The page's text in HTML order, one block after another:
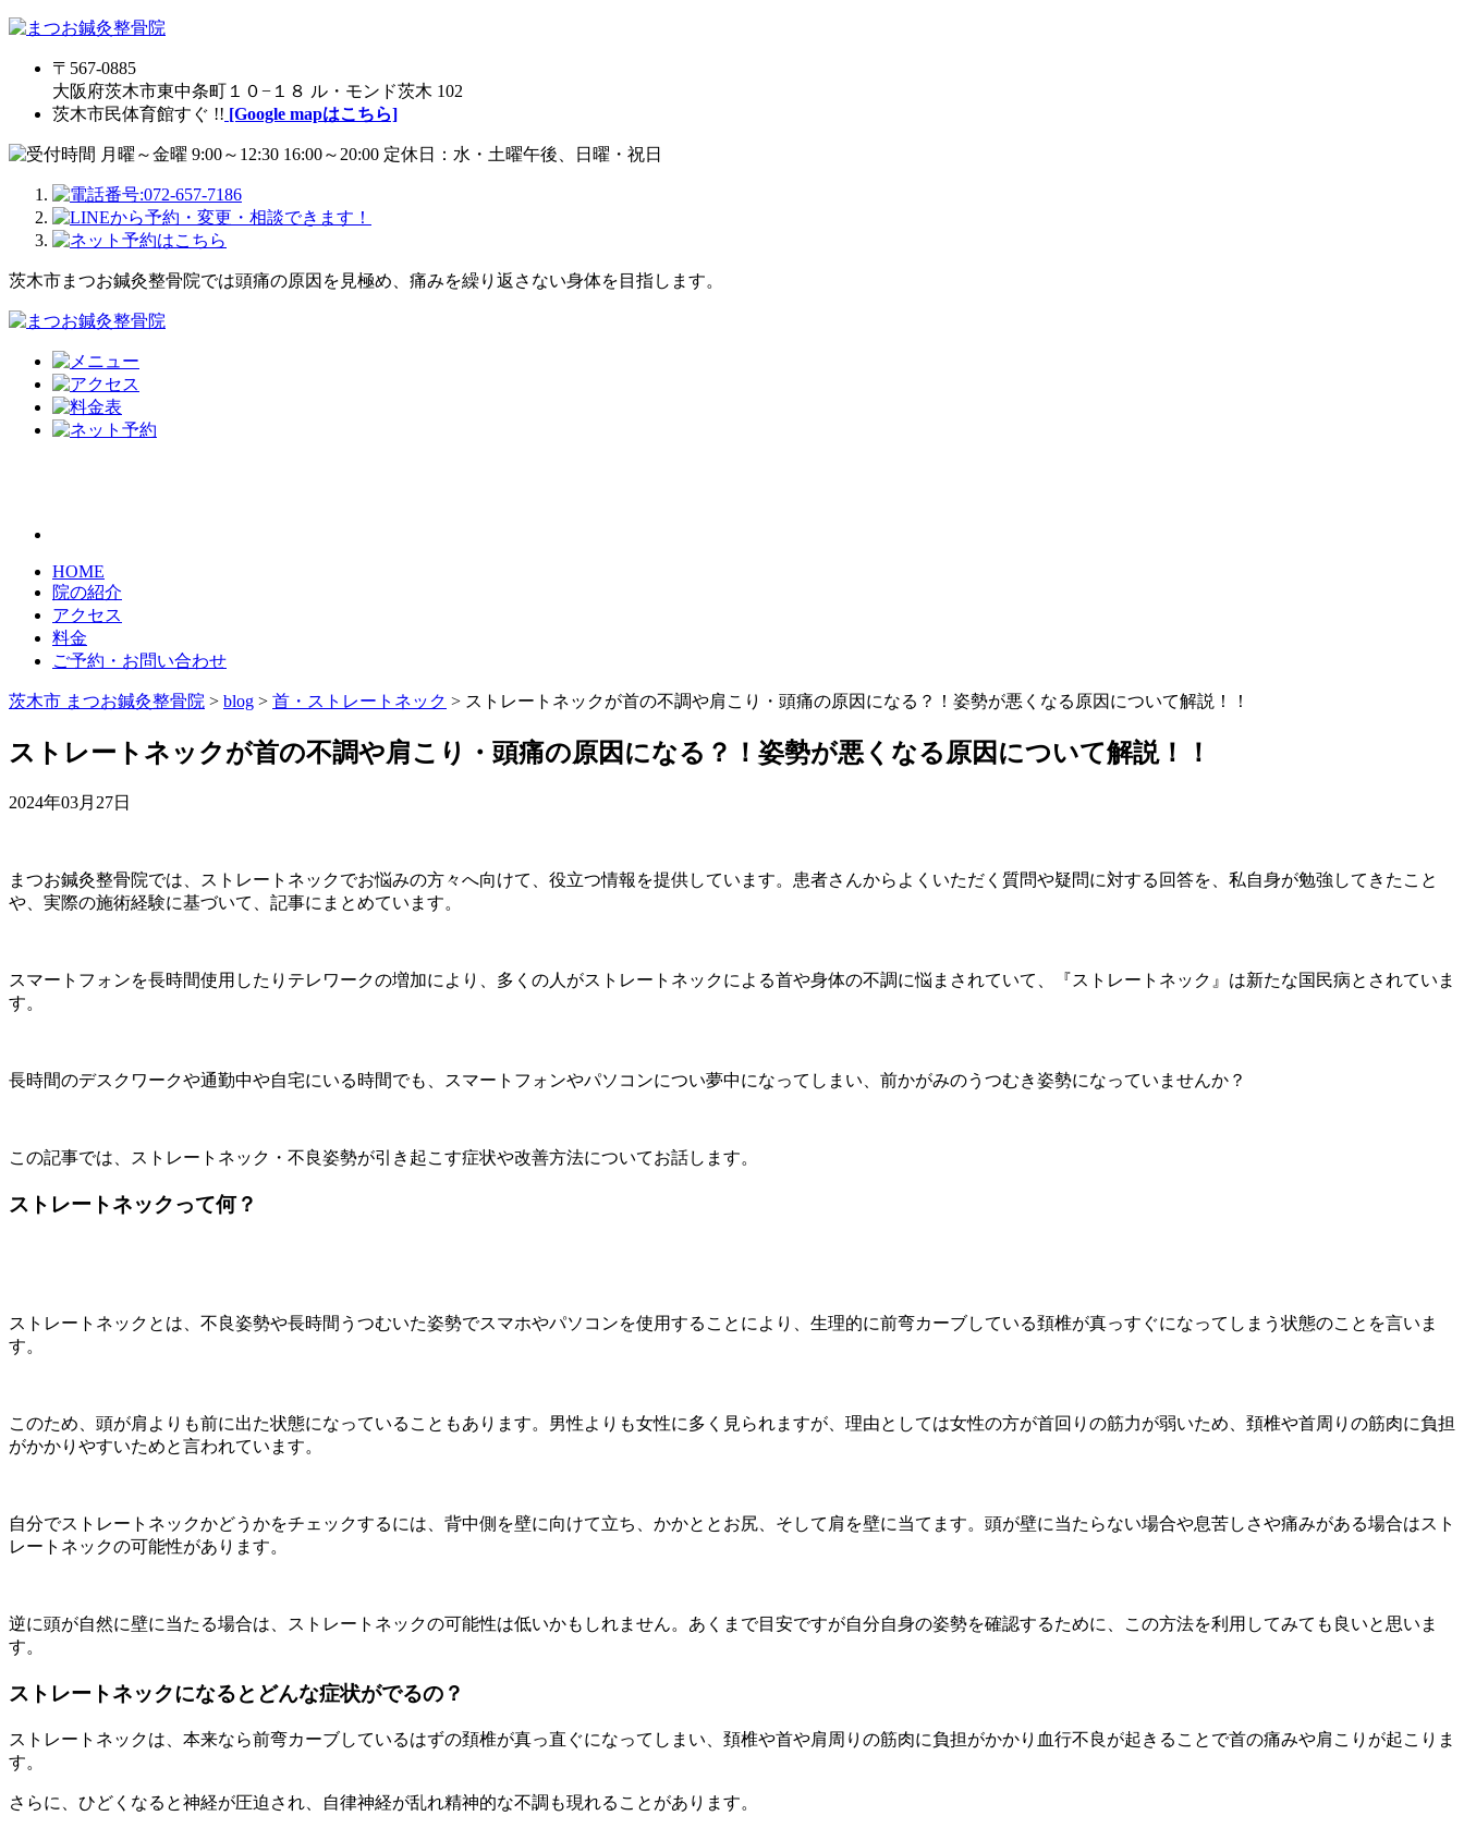
〒567-0885
大阪府茨木市東中条町１０−１８ ル・モンド茨木 102
茨木市民体育館すぐ !! [Google mapはこちら]
茨木市まつお鍼灸整骨院では頭痛の原因を見極め、痛みを繰り返さない身体を目指します。
HOME
院の紹介
アクセス
料金
ご予約・お問い合わせ
茨木市 まつお鍼灸整骨院 > blog > 首・ストレートネック > ストレートネックが首の不調や肩こり・頭痛の原因になる？！姿勢が悪くなる原因について解説！！
ストレートネックが首の不調や肩こり・頭痛の原因になる？！姿勢が悪くなる原因について解説！！
2024年03月27日
まつお鍼灸整骨院では、ストレートネックでお悩みの方々へ向けて、役立つ情報を提供しています。患者さんからよくいただく質問や疑問に対する回答を、私自身が勉強してきたこと
や、実際の施術経験に基づいて、記事にまとめています。
スマートフォンを長時間使用したりテレワークの増加により、多くの人がストレートネックによる首や身体の不調に悩まされていて、『ストレートネック』は新たな国民病とされていま
す。
長時間のデスクワークや通勤中や自宅にいる時間でも、スマートフォンやパソコンについ夢中になってしまい、前かがみのうつむき姿勢になっていませんか？
この記事では、ストレートネック・不良姿勢が引き起こす症状や改善方法についてお話します。
ストレートネックって何？
ストレートネックとは、不良姿勢や長時間うつむいた姿勢でスマホやパソコンを使用することにより、生理的に前弯カーブしている頚椎が真っすぐになってしまう状態のことを言いま
す。
このため、頭が肩よりも前に出た状態になっていることもあります。男性よりも女性に多く見られますが、理由としては女性の方が首回りの筋力が弱いため、頚椎や首周りの筋肉に負担
がかかりやすいためと言われています。
自分でストレートネックかどうかをチェックするには、背中側を壁に向けて立ち、かかととお尻、そして肩を壁に当てます。頭が壁に当たらない場合や息苦しさや痛みがある場合はスト
レートネックの可能性があります。
逆に頭が自然に壁に当たる場合は、ストレートネックの可能性は低いかもしれません。あくまで目安ですが自分自身の姿勢を確認するために、この方法を利用してみても良いと思いま
す。
ストレートネックになるとどんな症状がでるの？
ストレートネックは、本来なら前弯カーブしているはずの頚椎が真っ直ぐになってしまい、頚椎や首や肩周りの筋肉に負担がかかり血行不良が起きることで首の痛みや肩こりが起こりま
す。
さらに、ひどくなると神経が圧迫され、自律神経が乱れ精神的な不調も現れることがあります。